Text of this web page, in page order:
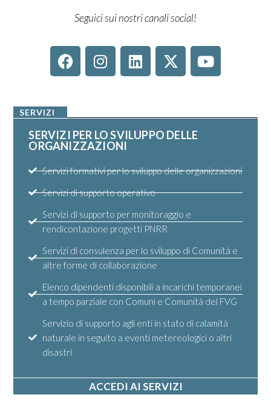
Seguici sui nostri canali social!
SERVIZI
SERVIZI PER LO SVILUPPO DELLE
ORGANIZZAZIONI
Servizi formativi per lo sviluppo delle organizzazioni
Servizi di supporto operativo
Servizi di supporto per monitoraggio e
rendicontazione progetti PNRR
Servizi di consulenza per lo sviluppo di Comunità e
altre forme di collaborazione
Elenco dipendenti disponibili a incarichi temporanei
a tempo parziale con Comuni e Comunità del FVG
Servizio di supporto agli enti in stato di calamità
naturale in seguito a eventi metereologici o altri
disastri
ACCEDI AI SERVIZI